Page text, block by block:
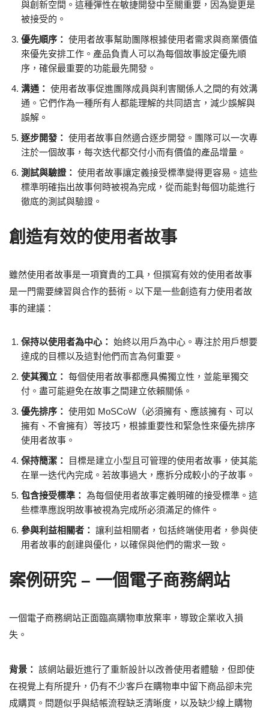
與創新空間。這種彈性在敏捷開發中至關重要，因為變更是
被接受的。
優先順序： 使用者故事幫助團隊根據使用者需求與商業價值
來優先安排工作。產品負責人可以為每個故事設定優先順
序，確保最重要的功能最先開發。
溝通： 使用者故事促進團隊成員與利害關係人之間的有效溝
通。它們作為一種所有人都能理解的共同語言，減少誤解與
誤解。
逐步開發： 使用者故事自然適合逐步開發。團隊可以一次專
注於一個故事，每次迭代都交付小而有價值的產品增量。
測試與驗證： 使用者故事讓定義接受標準變得更容易。這些
標準明確指出故事何時被視為完成，從而能對每個功能進行
徹底的測試與驗證。
創造有效的使用者故事
雖然使用者故事是一項寶貴的工具，但撰寫有效的使用者故事
是一門需要練習與合作的藝術。以下是一些創造有力使用者故
事的建議：
保持以使用者為中心： 始終以用戶為中心。專注於用戶想要
達成的目標以及這對他們而言為何重要。
使其獨立： 每個使用者故事都應具備獨立性，並能單獨交
付。盡可能避免在故事之間建立依賴關係。
優先排序： 使用如 MoSCoW（必須擁有、應該擁有、可以
擁有、不會擁有）等技巧，根據重要性和緊急性來優先排序
使用者故事。
保持簡潔：
目標是建立小型且可管理的使用者故事，使其能
在單一迭代內完成。若故事過大，應拆分成較小的子故事。
包含接受標準： 為每個使用者故事定義明確的接受標準。這
些標準應說明故事被視為完成所必須滿足的條件。
參與利益相關者： 讓利益相關者，包括終端使用者，參與使
用者故事的創建與優化，以確保與他們的需求一致。
案例研究 – 一個電子商務網站
一個電子商務網站正面臨高購物車放棄率，導致企業收入損
失。
背景： 該網站最近進行了重新設計以改善使用者體驗，但即使
在視覺上有所提升，仍有不少客戶在購物車中留下商品卻未完
成購買。問題似乎與結帳流程缺乏清晰度，以及缺少線上購物